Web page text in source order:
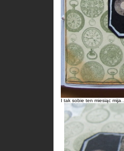
I tak sobie ten miesiąc mija…